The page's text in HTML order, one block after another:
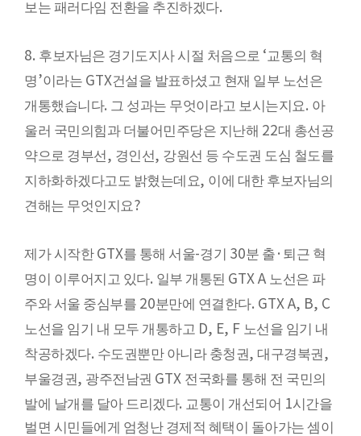
보는 패러다임 전환을 추진하겠다.
8. 후보자님은 경기도지사 시절 처음으로 ‘교통의 혁
명’이라는 GTX건설을 발표하셨고 현재 일부 노선은
개통했습니다. 그 성과는 무엇이라고 보시는지요. 아
울러 국민의힘과 더불어민주당은 지난해 22대 총선공
약으로 경부선, 경인선, 강원선 등 수도권 도심 철도를
지하화하겠다고도 밝혔는데요, 이에 대한 후보자님의
견해는 무엇인지요?
제가 시작한 GTX를 통해 서울-경기 30분 출 · 퇴근 혁
명이 이루어지고 있다. 일부 개통된 GTX A 노선은 파
주와 서울 중심부를 20분만에 연결한다. GTX A, B, C
노선을 임기 내 모두 개통하고 D, E, F 노선을 임기 내
착공하겠다. 수도권뿐만 아니라 충청권, 대구경북권 ,
부울경권, 광주전남권 GTX 전국화를 통해 전 국민의
발에 날개를 달아 드리겠다. 교통이 개선되어 1시간을
벌면 시민들에게 엄청난 경제적 혜택이 돌아가는 셈이